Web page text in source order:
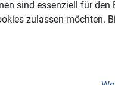
sind essenziell für
zulassen